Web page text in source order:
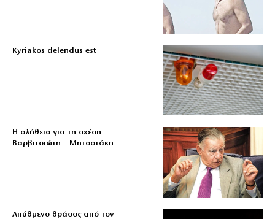
Kyriakos delendus est
Η αλήθεια για τη σχέση
Βαρβιτσιώτη – Μητσοτάκη
Απύθμενο θράσος από τον